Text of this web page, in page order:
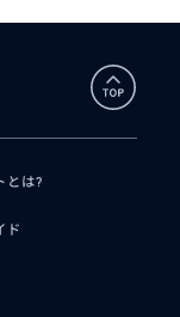
とは?
ド